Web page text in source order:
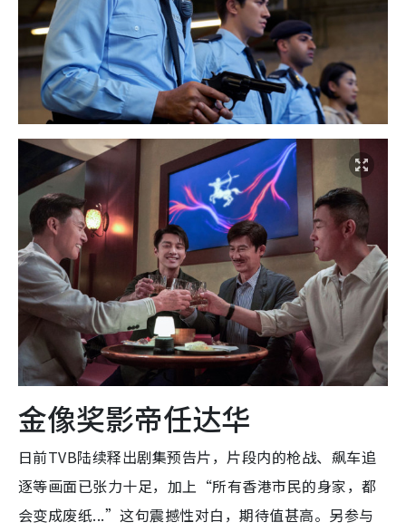
金像奖影帝任达华
日前TVB陆续释出剧集预告片，片段内的枪战、飙车追
逐等画面已张力十足，加上“所有香港市民的身家，都
会变成废纸...”这句震撼性对白，期待值甚高。另参与